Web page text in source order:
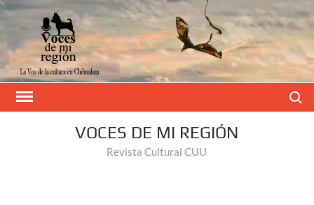
VOCES DE MI REGIÓN
Revista Cultural CUU